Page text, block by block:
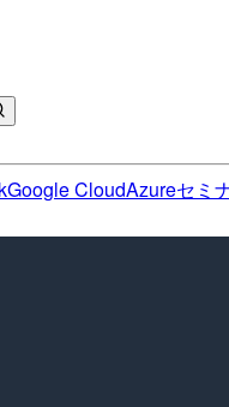
Google CloudAzureセミ